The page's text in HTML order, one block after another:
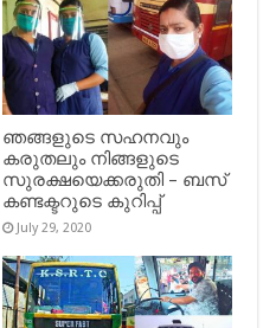
ഞങ്ങളുടെ സഹനവും
കരുതലും നിങ്ങളുടെ
സുരക്ഷയെക്കരുതി – ബസ്
കണ്ടക്ടറുടെ കുറിപ്പ്
July 29, 2020